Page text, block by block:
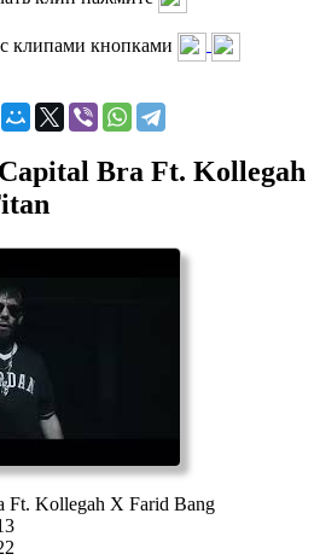
с клипами кнопками
Bra Ft. Kollegah
Ft. Kollegah X Farid Bang